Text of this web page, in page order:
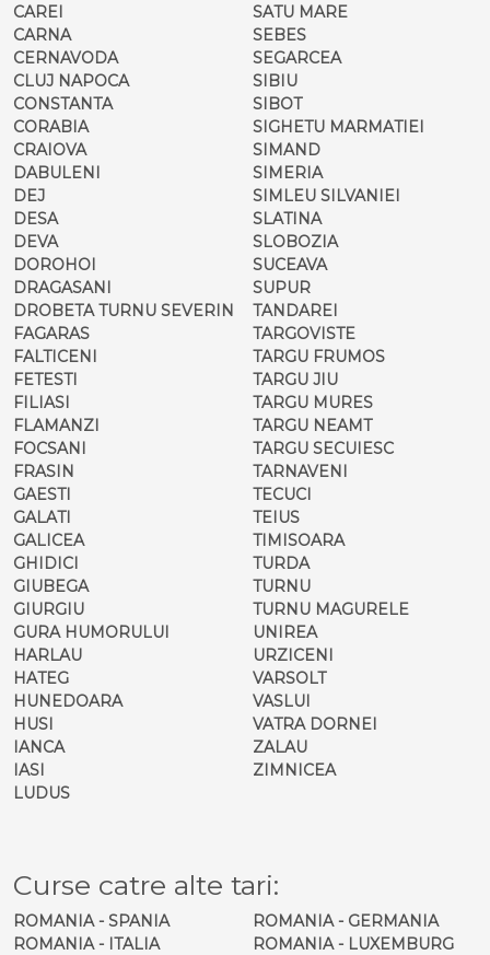
CAREI
CARNA
CERNAVODA
CLUJ NAPOCA
CONSTANTA
CORABIA
CRAIOVA
DABULENI
DEJ
DESA
DEVA
DOROHOI
DRAGASANI
DROBETA TURNU SEVERIN
FAGARAS
FALTICENI
FETESTI
FILIASI
FLAMANZI
FOCSANI
FRASIN
GAESTI
GALATI
GALICEA
GHIDICI
GIUBEGA
GIURGIU
GURA HUMORULUI
HARLAU
HATEG
HUNEDOARA
HUSI
IANCA
IASI
LUDUS
SATU MARE
SEBES
SEGARCEA
SIBIU
SIBOT
SIGHETU MARMATIEI
SIMAND
SIMERIA
SIMLEU SILVANIEI
SLATINA
SLOBOZIA
SUCEAVA
SUPUR
TANDAREI
TARGOVISTE
TARGU FRUMOS
TARGU JIU
TARGU MURES
TARGU NEAMT
TARGU SECUIESC
TARNAVENI
TECUCI
TEIUS
TIMISOARA
TURDA
TURNU
TURNU MAGURELE
UNIREA
URZICENI
VARSOLT
VASLUI
VATRA DORNEI
ZALAU
ZIMNICEA
Curse catre alte tari:
ROMANIA - SPANIA
ROMANIA - ITALIA
ROMANIA - GERMANIA
ROMANIA - LUXEMBURG